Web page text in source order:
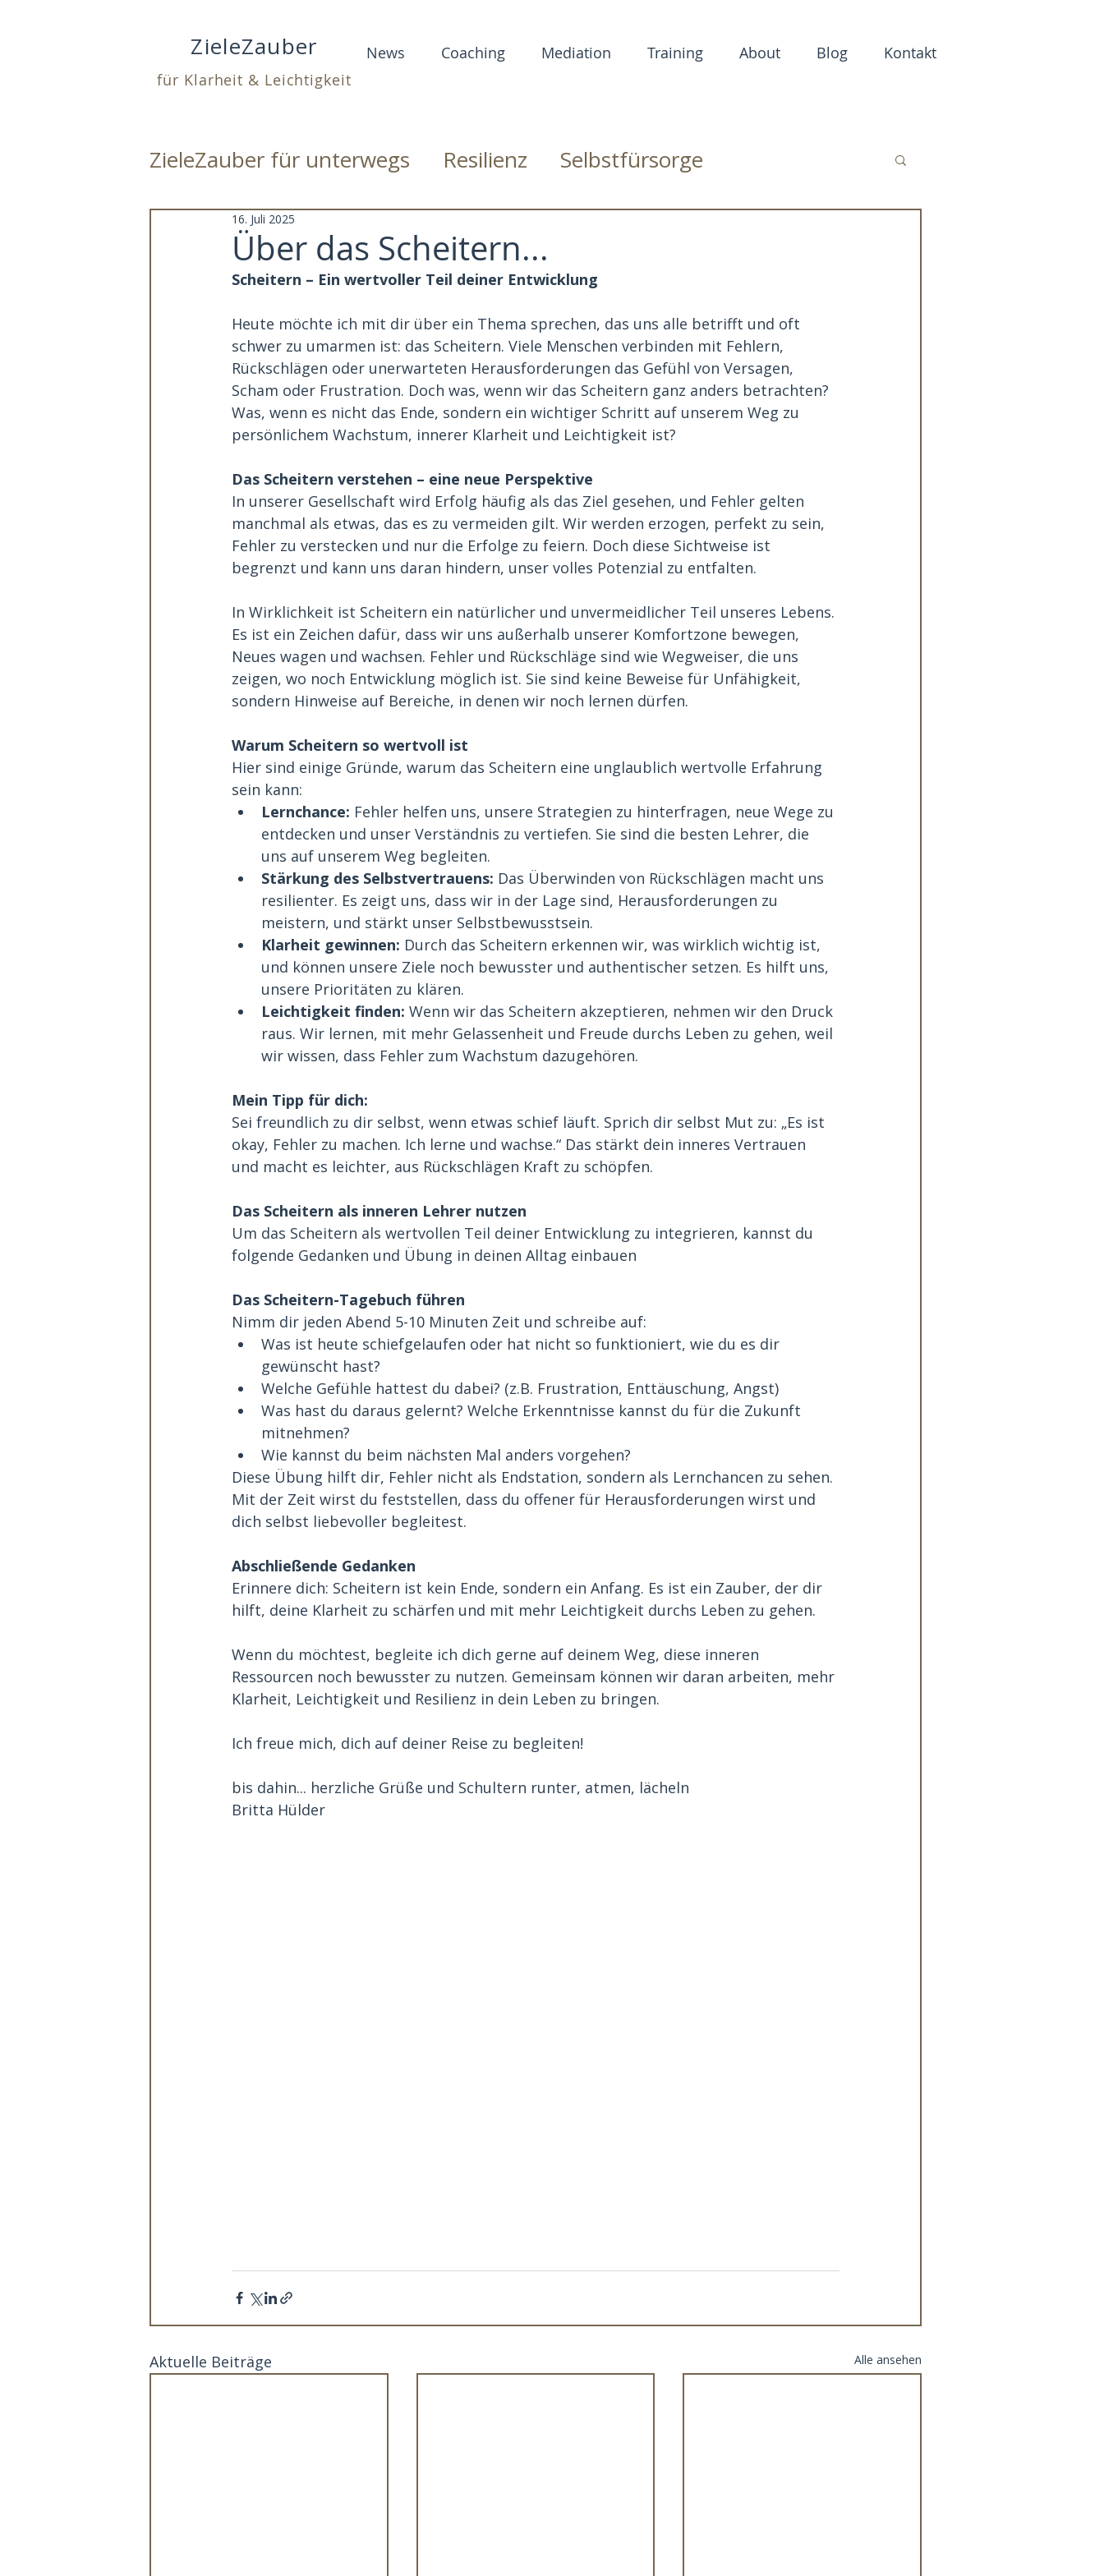
ZieleZauber
für Klarheit & Leichtigkeit
News Coaching Mediation Training About Blog Kontakt
ZieleZauber für unterwegs Resilienz Selbstfürsorge
Über das Scheitern...
16. Juli 2025
Scheitern – Ein wertvoller Teil deiner Entwicklung
Heute möchte ich mit dir über ein Thema sprechen, das uns alle betrifft und oft
schwer zu umarmen ist: das Scheitern. Viele Menschen verbinden mit Fehlern,
Rückschlägen oder unerwarteten Herausforderungen das Gefühl von Versagen,
Scham oder Frustration. Doch was, wenn wir das Scheitern ganz anders betrachten?
Was, wenn es nicht das Ende, sondern ein wichtiger Schritt auf unserem Weg zu
persönlichem Wachstum, innerer Klarheit und Leichtigkeit ist?
Das Scheitern verstehen – eine neue Perspektive
In unserer Gesellschaft wird Erfolg häufig als das Ziel gesehen, und Fehler gelten
manchmal als etwas, das es zu vermeiden gilt. Wir werden erzogen, perfekt zu sein,
Fehler zu verstecken und nur die Erfolge zu feiern. Doch diese Sichtweise ist
begrenzt und kann uns daran hindern, unser volles Potenzial zu entfalten.
In Wirklichkeit ist Scheitern ein natürlicher und unvermeidlicher Teil unseres Lebens.
Es ist ein Zeichen dafür, dass wir uns außerhalb unserer Komfortzone bewegen,
Neues wagen und wachsen. Fehler und Rückschläge sind wie Wegweiser, die uns
zeigen, wo noch Entwicklung möglich ist. Sie sind keine Beweise für Unfähigkeit,
sondern Hinweise auf Bereiche, in denen wir noch lernen dürfen.
Warum Scheitern so wertvoll ist
Hier sind einige Gründe, warum das Scheitern eine unglaublich wertvolle Erfahrung
sein kann:
Lernchance: Fehler helfen uns, unsere Strategien zu hinterfragen, neue Wege zu
entdecken und unser Verständnis zu vertiefen. Sie sind die besten Lehrer, die
uns auf unserem Weg begleiten.
Stärkung des Selbstvertrauens: Das Überwinden von Rückschlägen macht uns
resilienter. Es zeigt uns, dass wir in der Lage sind, Herausforderungen zu
meistern, und stärkt unser Selbstbewusstsein.
Klarheit gewinnen: Durch das Scheitern erkennen wir, was wirklich wichtig ist,
und können unsere Ziele noch bewusster und authentischer setzen. Es hilft uns,
unsere Prioritäten zu klären.
Leichtigkeit finden: Wenn wir das Scheitern akzeptieren, nehmen wir den Druck
raus. Wir lernen, mit mehr Gelassenheit und Freude durchs Leben zu gehen, weil
wir wissen, dass Fehler zum Wachstum dazugehören.
Mein Tipp für dich:
Sei freundlich zu dir selbst, wenn etwas schief läuft. Sprich dir selbst Mut zu: „Es ist
okay, Fehler zu machen. Ich lerne und wachse.“ Das stärkt dein inneres Vertrauen
und macht es leichter, aus Rückschlägen Kraft zu schöpfen.
Das Scheitern als inneren Lehrer nutzen
Um das Scheitern als wertvollen Teil deiner Entwicklung zu integrieren, kannst du
folgende Gedanken und Übung in deinen Alltag einbauen
Das Scheitern-Tagebuch führen
Nimm dir jeden Abend 5-10 Minuten Zeit und schreibe auf:
Was ist heute schiefgelaufen oder hat nicht so funktioniert, wie du es dir
gewünscht hast?
Welche Gefühle hattest du dabei? (z.B. Frustration, Enttäuschung, Angst)
Was hast du daraus gelernt? Welche Erkenntnisse kannst du für die Zukunft
mitnehmen?
Wie kannst du beim nächsten Mal anders vorgehen?
Diese Übung hilft dir, Fehler nicht als Endstation, sondern als Lernchancen zu sehen.
Mit der Zeit wirst du feststellen, dass du offener für Herausforderungen wirst und
dich selbst liebevoller begleitest.
Abschließende Gedanken
Erinnere dich: Scheitern ist kein Ende, sondern ein Anfang. Es ist ein Zauber, der dir
hilft, deine Klarheit zu schärfen und mit mehr Leichtigkeit durchs Leben zu gehen.
Wenn du möchtest, begleite ich dich gerne auf deinem Weg, diese inneren
Ressourcen noch bewusster zu nutzen. Gemeinsam können wir daran arbeiten, mehr
Klarheit, Leichtigkeit und Resilienz in dein Leben zu bringen.
Ich freue mich, dich auf deiner Reise zu begleiten!
bis dahin... herzliche Grüße und Schultern runter, atmen, lächeln
Britta Hülder
Aktuelle Beiträge Alle ansehen